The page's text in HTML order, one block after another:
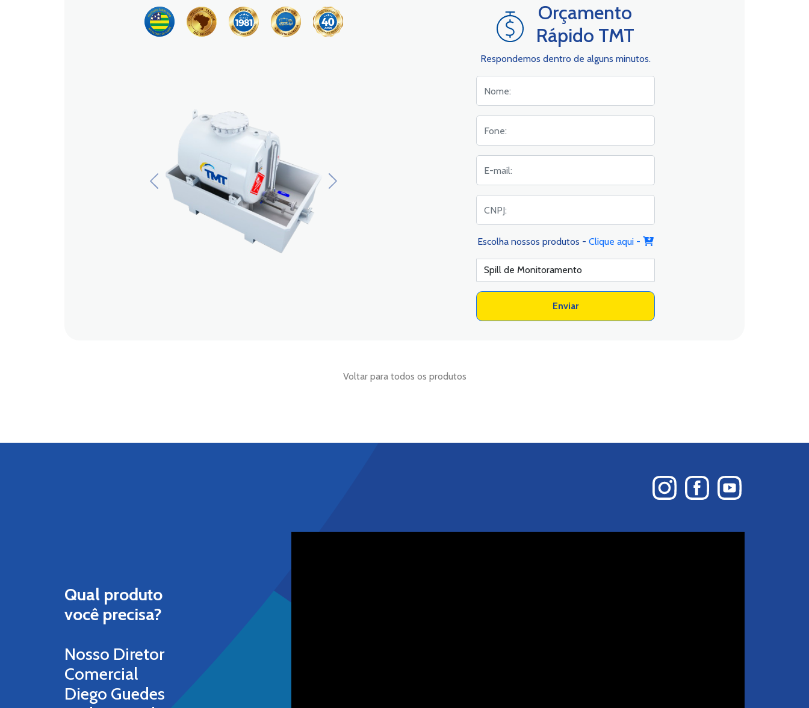
Previous Next
Orçamento
Rápido TMT
Respondemos dentro de alguns minutos.
Escolha nossos produtos - Clique aqui -
Enviar
Voltar para todos os produtos
Qual produto
você precisa?
Nosso Diretor
Comercial
Diego Guedes